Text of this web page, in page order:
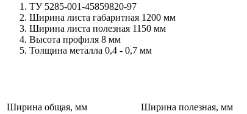
ТУ 5285-001-45859820-97
Ширина листа габаритная 1200 мм
Ширина листа полезная 1150 мм
Высота профиля 8 мм
Толщина металла 0,4 - 0,7 мм
Ширина общая, мм
Ширина полезная, мм